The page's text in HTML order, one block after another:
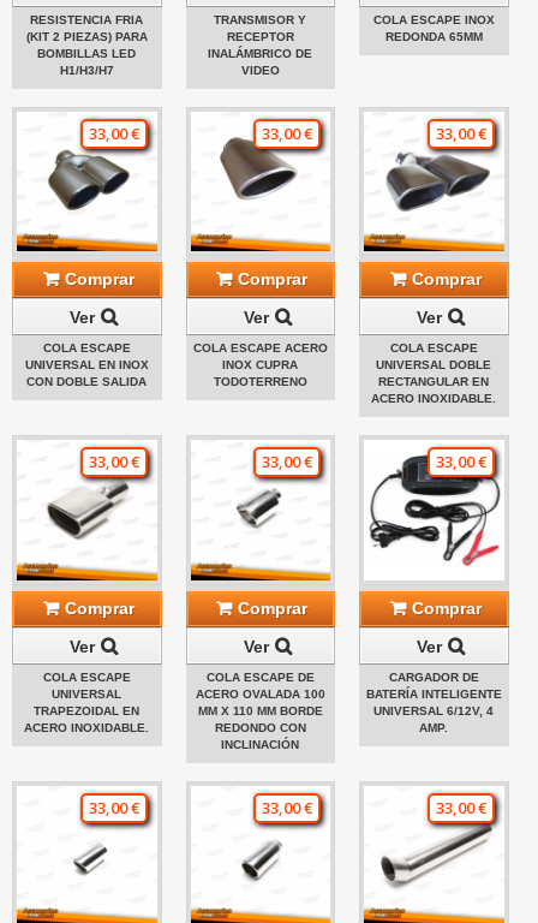
RESISTENCIA FRIA
(KIT 2 PIEZAS) PARA
BOMBILLAS LED
H1/H3/H7
TRANSMISOR Y
RECEPTOR
INALÁMBRICO DE
VIDEO
COLA ESCAPE INOX
REDONDA 65MM
33,00 €
Comprar
Ver
COLA ESCAPE
UNIVERSAL EN INOX
CON DOBLE SALIDA
33,00 €
Comprar
Ver
COLA ESCAPE ACERO
INOX CUPRA
TODOTERRENO
33,00 €
Comprar
Ver
COLA ESCAPE
UNIVERSAL DOBLE
RECTANGULAR EN
ACERO INOXIDABLE.
33,00 €
Comprar
Ver
COLA ESCAPE
UNIVERSAL
TRAPEZOIDAL EN
ACERO INOXIDABLE.
33,00 €
Comprar
Ver
COLA ESCAPE DE
ACERO OVALADA 100
MM X 110 MM BORDE
REDONDO CON
INCLINACIÓN
33,00 €
Comprar
Ver
CARGADOR DE
BATERÍA INTELIGENTE
UNIVERSAL 6/12V, 4
AMP.
33,00 € 33,00 € 33,00 €